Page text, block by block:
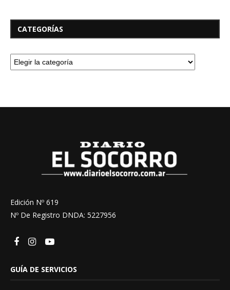
CATEGORÍAS
Edición Nº 619
Nº De Registro DNDA: 5227956
GUÍA DE SERVICIOS